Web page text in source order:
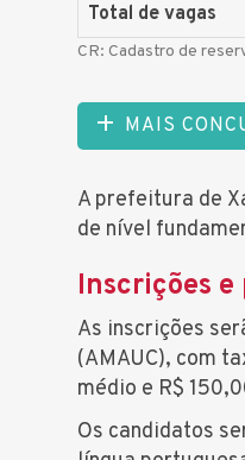
Total de vagas
CR: Cadastro de
MAIS
A prefeitura de
de nível
Inscrições e
As inscrições
(AMAUC), com
médio e R$
Os candidatos